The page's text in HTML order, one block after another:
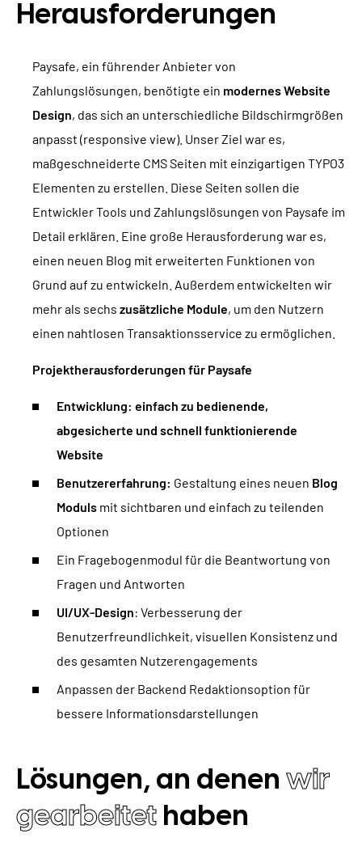
Herausforderungen
Paysafe, ein führender Anbieter von
Zahlungslösungen, benötigte ein modernes Website
Design, das sich an unterschiedliche Bildschirmgrößen
anpasst (responsive view). Unser Ziel war es,
maßgeschneiderte CMS Seiten mit einzigartigen TYPO3
Elementen zu erstellen. Diese Seiten sollen die
Entwickler Tools und Zahlungslösungen von Paysafe im
Detail erklären. Eine große Herausforderung war es,
einen neuen Blog mit erweiterten Funktionen von
Grund auf zu entwickeln. Außerdem entwickelten wir
mehr als sechs zusätzliche Module, um den Nutzern
einen nahtlosen Transaktionsservice zu ermöglichen.
Projektherausforderungen für Paysafe
Entwicklung: einfach zu bedienende,
abgesicherte und schnell funktionierende
Website
Benutzererfahrung: Gestaltung eines neuen Blog
Moduls mit sichtbaren und einfach zu teilenden
Optionen
Ein Fragebogenmodul für die Beantwortung von
Fragen und Antworten
UI/UX-Design: Verbesserung der
Benutzerfreundlichkeit, visuellen Konsistenz und
des gesamten Nutzerengagements
Anpassen der Backend Redaktionsoption für
bessere Informationsdarstellungen
Lösungen, an denen wir
gearbeitet haben